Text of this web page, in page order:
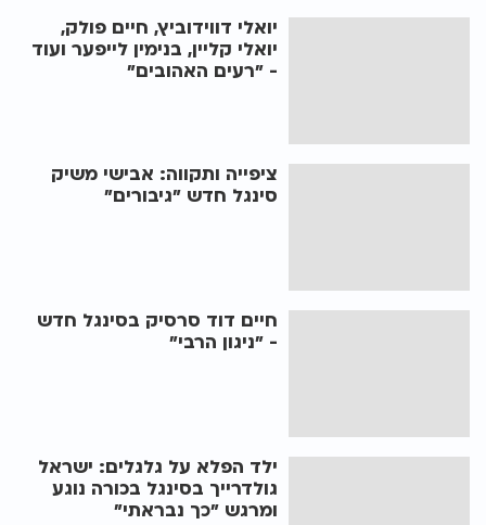
יואלי דווידוביץ, חיים פולק,
יואלי קליין, בנימין לייפער ועוד
- "רעים האהובים"
ציפייה ותקווה: אבישי משיק
סינגל חדש "גיבורים"
חיים דוד סרסיק בסינגל חדש
- "ניגון הרבי"
ילד הפלא על גלגלים: ישראל
גולדרייך בסינגל בכורה נוגע
ומרגש "כך נבראתי"